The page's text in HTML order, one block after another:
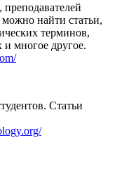
найти статьи,
терминов,
многое другое.
Статьи